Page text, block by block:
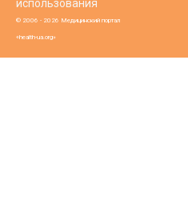
использования
© 2006 - 2026 Медицинский портал
«health-ua.org»